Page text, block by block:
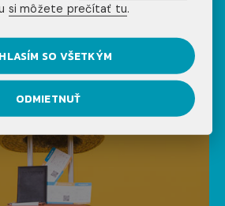
NA NAŠOM
BLOGU
si môžete prečítať tu.
SO VŠETKÝM
ODMIETNUŤ